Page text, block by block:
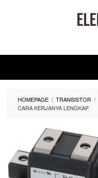
HOMEPAGE / TRANSISTOR /
CARA KERJANYA LENGKAP